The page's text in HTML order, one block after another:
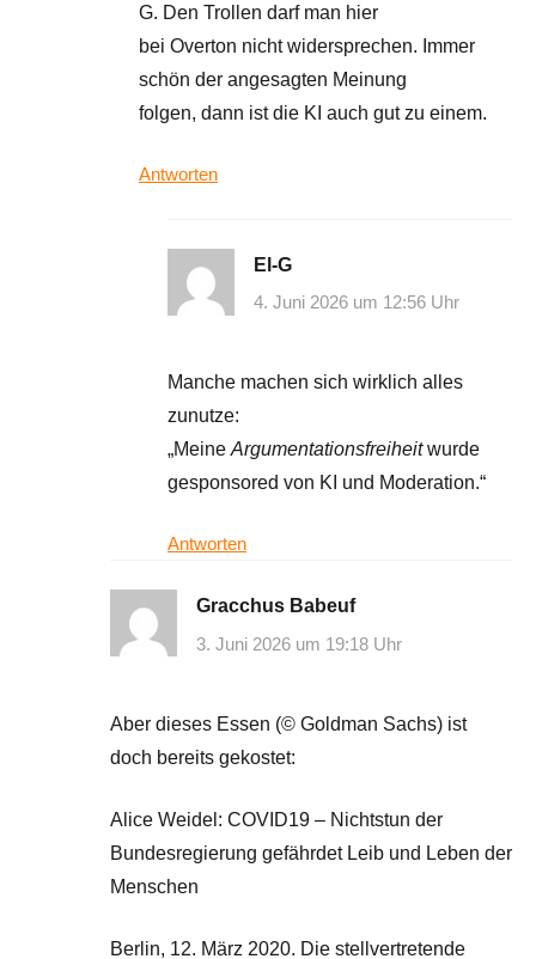
G. Den Trollen darf man hier
bei Overton nicht widersprechen. Immer
schön der angesagten Meinung
folgen, dann ist die KI auch gut zu einem.
Antworten
El-G
4. Juni 2026 um 12:56 Uhr
Manche machen sich wirklich alles
zunutze:
„Meine Argumentationsfreiheitwurde
gesponsored von KI und Moderation.“
Antworten
Gracchus Babeuf
3. Juni 2026 um 19:18 Uhr
Aber dieses Essen (© Goldman Sachs) ist
doch bereits gekostet:
Alice Weidel: COVID19 – Nichtstun der
Bundesregierung gefährdet Leib und Leben der
Menschen
Berlin, 12. März 2020. Die stellvertretende